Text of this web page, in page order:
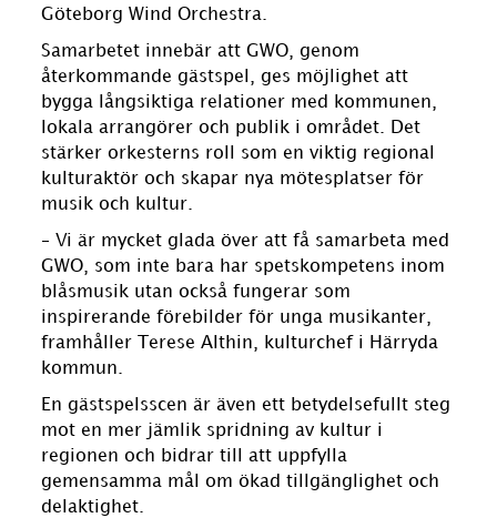
Göteborg Wind Orchestra.
Samarbetet innebär att GWO, genom
återkommande gästspel, ges möjlighet att
bygga långsiktiga relationer med kommunen,
lokala arrangörer och publik i området. Det
stärker orkesterns roll som en viktig regional
kulturaktör och skapar nya mötesplatser för
musik och kultur.
– Vi är mycket glada över att få samarbeta med
GWO, som inte bara har spetskompetens inom
blåsmusik utan också fungerar som
inspirerande förebilder för unga musikanter,
framhåller Terese Althin, kulturchef i Härryda
kommun.
En gästspelsscen är även ett betydelsefullt steg
mot en mer jämlik spridning av kultur i
regionen och bidrar till att uppfylla
gemensamma mål om ökad tillgänglighet och
delaktighet.